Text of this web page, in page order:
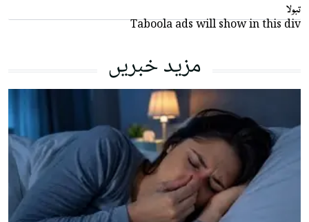
تبولا
Taboola ads will show in this div
مزید خبریں